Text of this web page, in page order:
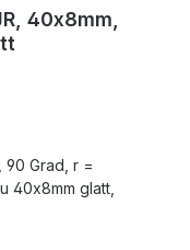
40x8mm,
90 Grad, r =
40x8mm glatt,